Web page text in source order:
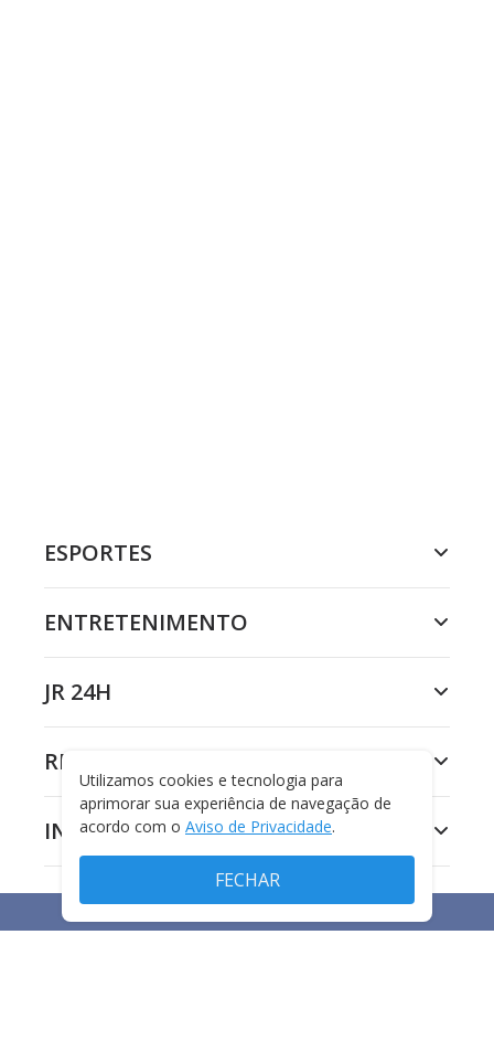
ESPORTES
ENTRETENIMENTO
JR 24H
RECORD
INSTITUCIONAL
Utilizamos cookies e tecnologia para
aprimorar sua experiência de navegação de
acordo com o Aviso de Privacidade.
FECHAR